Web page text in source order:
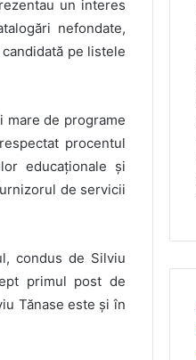
un interes
nefondate,
pe listele
mare de programe
procentul
educaționale și
de servicii
condus de Silviu
primul post de
Tănase este și în